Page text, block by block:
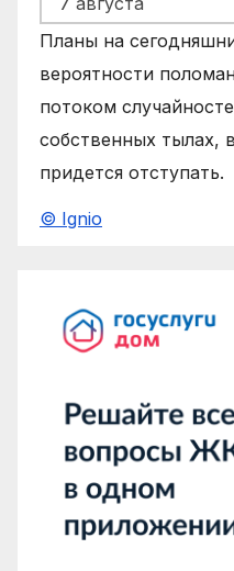
Планы на
вероятности
потоком
собственных тылах,
придется отступать.
© Ignio